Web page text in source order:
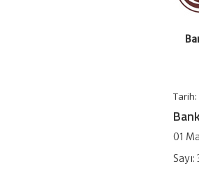
Tarih:
01
Sayı: